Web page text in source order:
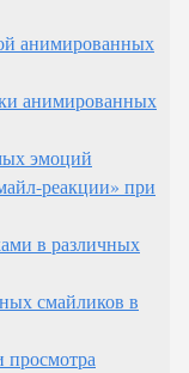
анимированных
анимированных
эмоций
реакции» при
в различных
смайликов в
просмотра